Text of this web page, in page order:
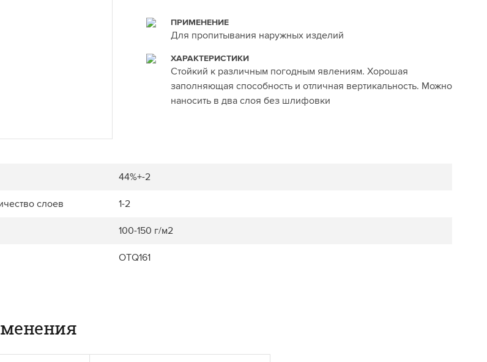
ПРИМЕНЕНИЕ
Для пропитывания наружных изделий
ХАРАКТЕРИСТИКИ
Стойкий к различным погодным явлениям. Хорошая
заполняющая способность и отличная вертикальность. Можно
наносить в два слоя без шлифовки
44%+-2
слоев 1-2
100-150 г/м2
OTQ161